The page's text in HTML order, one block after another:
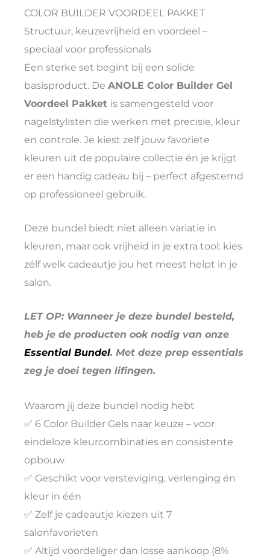
COLOR BUILDER VOORDEEL PAKKET
Structuur, keuzevrijheid en voordeel –
speciaal voor professionals
Een sterke set begint bij een solide
basisproduct. De ANOLE Color Builder Gel
Voordeel Pakket is samengesteld voor
nagelstylisten die werken met precisie, kleur
en controle. Je kiest zelf jouw favoriete
kleuren uit de populaire collectie én je krijgt
er een handig cadeau bij – perfect afgestemd
op professioneel gebruik.
Deze bundel biedt niet alleen variatie in
kleuren, maar ook vrijheid in je extra tool: kies
zélf welk cadeautje jou het meest helpt in je
salon.
LET OP: Wanneer je deze bundel besteld,
heb je de producten ook nodig van onze
Essential Bundel. Met deze prep essentials
zeg je doei tegen lifingen.
Waarom jij deze bundel nodig hebt
✅ 6 Color Builder Gels naar keuze – voor
eindeloze kleurcombinaties en consistente
opbouw
✅ Geschikt voor versteviging, verlenging én
kleur in één
✅ Zelf je cadeautje kiezen uit 7
salonfavorieten
✅ Altijd voordeliger dan losse aankoop (8%